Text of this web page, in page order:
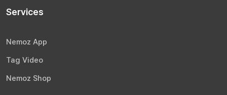
Services
Nemoz App
Tag Video
Nemoz Shop